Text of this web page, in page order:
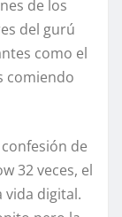
de los
del gurú
como el
comiendo
de
32 veces, el
vida digital.